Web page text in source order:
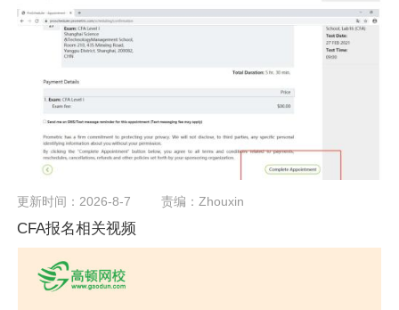
更新时间： 2026-8-7 责编：Zhouxin
CFA报名相关视频